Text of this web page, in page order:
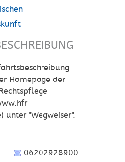
Homepage der
unter "Wegweiser".
06202928900